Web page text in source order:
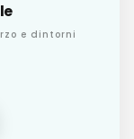
e dintorni